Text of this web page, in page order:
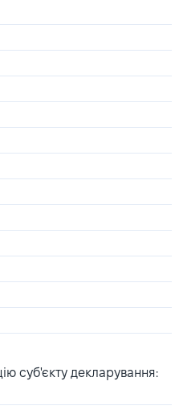
суб'єкту декларування: